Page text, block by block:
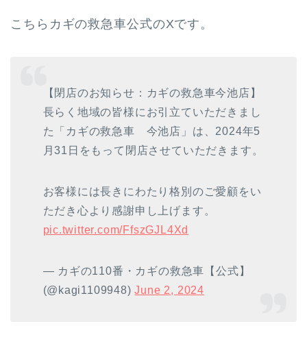
こちらカギの救急車公式のXです。
【閉店のお知らせ：カギの救急車今池店】
長らく地域の皆様にお引立ていただきまし
た「カギの救急車 今池店」は、2024年5
月31日をもって閉店させていただきます。
お客様には長きにわたり格別のご愛顧をい
ただき心より感謝申し上げます。
pic.twitter.com/FfszGJL4Xd
— カギの110番・カギの救急車【公式】
(@kagi1109948)June 2, 2024